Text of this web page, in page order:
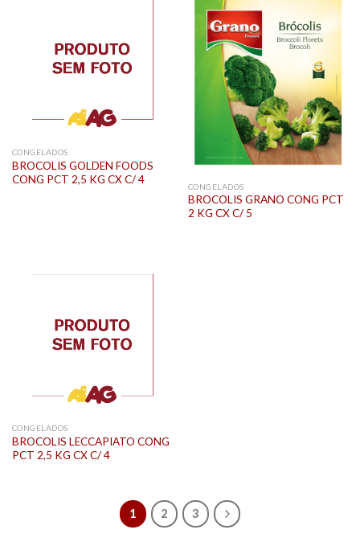
CONGELADOS
BROCOLIS GOLDEN FOODS
CONG PCT 2,5 KG CX C/ 4
CONGELADOS
BROCOLIS GRANO CONG PCT
2 KG CX C/ 5
CONGELADOS
BROCOLIS LECCAPIATO CONG
PCT 2,5 KG CX C/ 4
1 2 3